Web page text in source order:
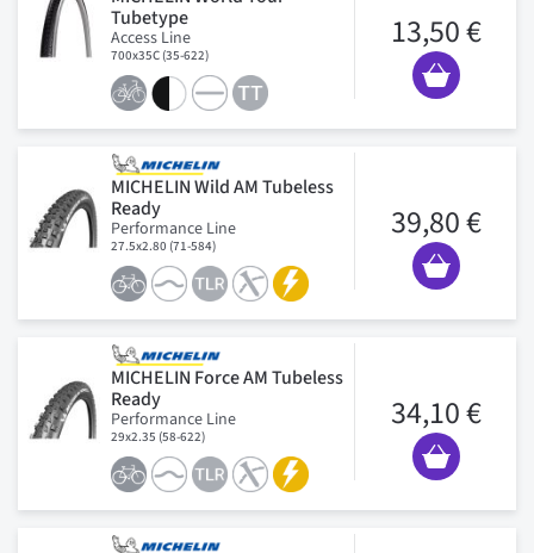
Tubetype
Access Line
700x35C (35-622)
13,50 €
MICHELIN Wild AM Tubeless
Ready
Performance Line
27.5x2.80 (71-584)
39,80 €
MICHELIN Force AM Tubeless
Ready
Performance Line
29x2.35 (58-622)
34,10 €